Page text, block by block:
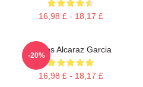
16,98 £ - 18,17 £
Carlos Alcaraz Garcia
16,98 £ - 18,17 £
-20%